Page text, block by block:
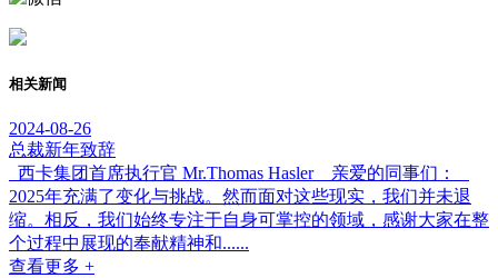
相关新闻
2024-08-26
总裁新年致辞
西卡集团首席执行官 Mr.Thomas Hasler 亲爱的同事们：
2025年充满了变化与挑战。然而面对这些现实，我们并未退
缩。相反，我们始终专注于自身可掌控的领域，感谢大家在整
个过程中展现的奉献精神和......
查看更多 +